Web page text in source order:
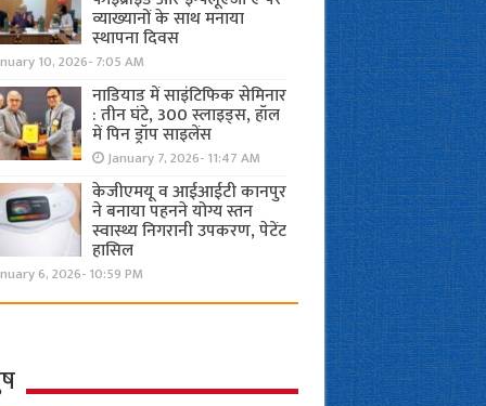
व्याख्यानों के साथ मनाया
स्थापना दिवस
10, 2026- 7:05 AM
नाडियाड में साइंटिफिक सेमिनार
: तीन घंटे, 300 स्लाइड्स, हॉल
में पिन ड्रॉप साइलेंस
January 7, 2026- 11:47 AM
केजीएमयू व आईआईटी कानपुर
ने बनाया पहनने योग्य स्तन
स्वास्थ्य निगरानी उपकरण, पेटेंट
हासिल
6, 2026- 10:59 PM